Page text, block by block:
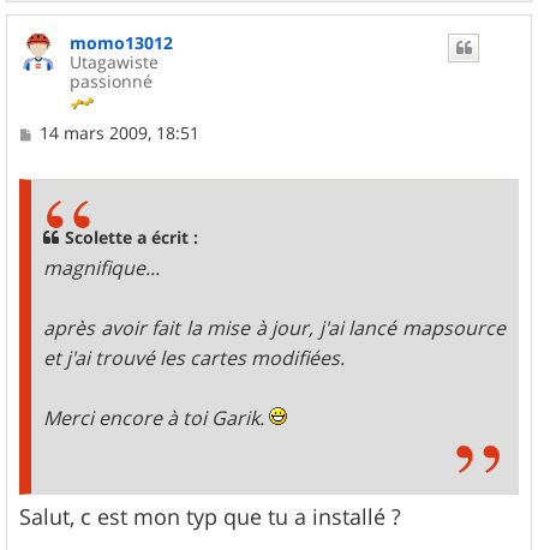
momo13012
Utagawiste
passionné
M14 mars 2009, 18:51
Scolette a écrit :
magnifique...
après avoir fait la mise à jour, j'ai lancé mapsource
et j'ai trouvé les cartes modifiées.
Merci encore à toi Garik.
Salut, c est mon typ que tu a installé ?